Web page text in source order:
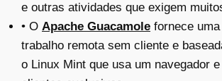
e outras atividades que exigem
• O Apache Guacamole fornece
trabalho remota sem cliente e
o Linux Mint que usa um navegador